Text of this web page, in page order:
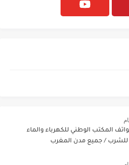
المكتب الوطني للكهرباء والماء
للشرب / جميع مدن المغرب